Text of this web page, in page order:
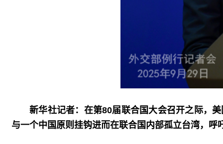
新华社记者：在第80届联合国大会召开之际，
与一个中国原则挂钩进而在联合国内部孤立台湾，